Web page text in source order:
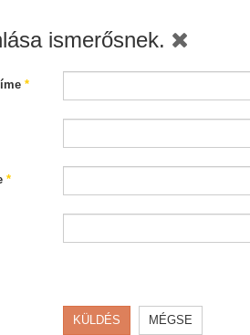
ismerősnek.
*
*
KÜLDÉS MÉGSE